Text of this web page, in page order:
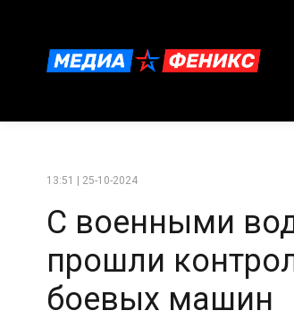
13:51 | 25-10-2024
С военными
прошли
боевых машин